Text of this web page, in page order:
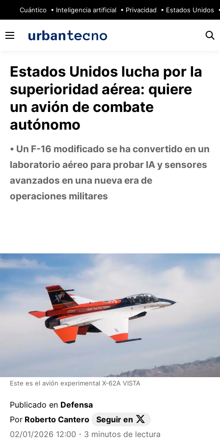
Cuántico Inteligencia artificial Privacidad Estados Unidos
Estados Unidos lucha por la
superioridad aérea: quiere
un avión de combate
autónomo
Un F-16 modificado se ha convertido en un
laboratorio aéreo para probar IA y sensores
avanzados en una nueva era de
operaciones militares
Este es el avión experimental X-62A VISTA
Publicado en Defensa
Por Roberto Cantero
Seguir en
02/01/2026 12:00 ・3 minutos de lectura